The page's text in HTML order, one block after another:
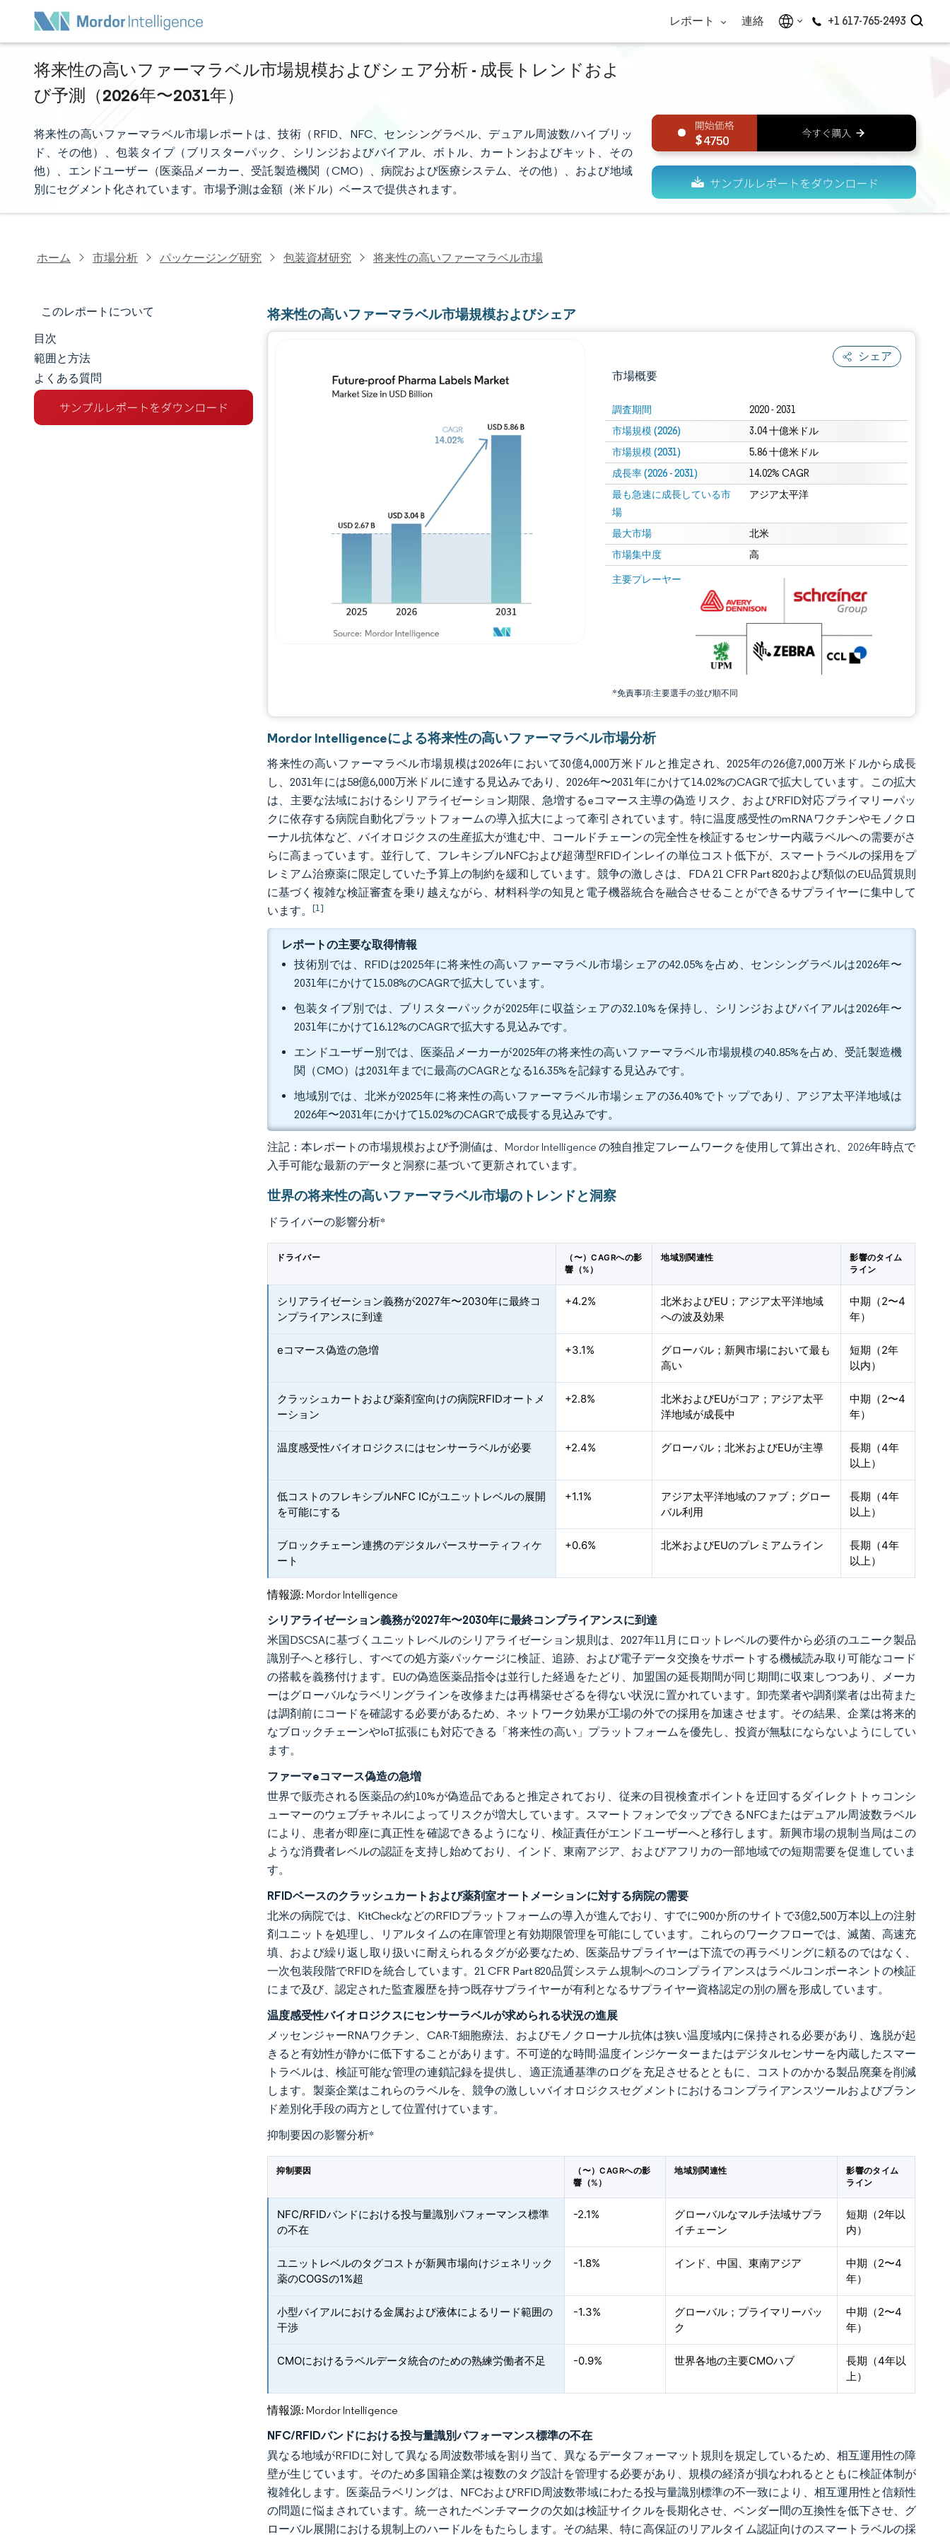
レポート 連絡 +1 617-765-2493
将来性の高いファーマラベル市場規模およびシェア分析 - 成長トレンドおよ
び予測（2026年〜2031年）
将来性の高いファーマラベル市場レポートは、技術（RFID、NFC、センシングラベル、デュアル周波数/ハイブリッ
ド、その他）、包装タイプ（ブリスターパック、シリンジおよびバイアル、ボトル、カートンおよびキット、その
他）、エンドユーザー（医薬品メーカー、受託製造機関（CMO）、病院および医療システム、その他）、および地域
別にセグメント化されています。市場予測は金額（米ドル）ベースで提供されます。
4750
ホーム 市場分析 パッケージング研究 包装資材研究 将来性の高いファーマラベル市場
このレポートについて
市場規模とシェア
市場分析
トレンドとインサイト
目次
範囲と方法
よくある質問
将来性の高いファーマラベル市場規模およびシェア
シェア
市場概要
調査期間 2020 - 2031
市場規模 (2026) 3.04 十億米ドル
市場規模 (2031) 5.86 十億米ドル
成長率 (2026 - 2031) 14.02% CAGR
最も急速に成長している市
場
アジア太平洋
最大市場 北米
市場集中度 高
主要プレーヤー
*免責事項:主要選手の並び順不同
画像 © Mordor Intelligence。再利用にはCC BY 4.0の表示が必要です。
画像 © Mordor Intelligence。再利用にはCC BY 4.0の表示が必要です。
Mordor Intelligenceによる将来性の高いファーマラベル市場分析
将来性の高いファーマラベル市場規模は2026年において30億4,000万米ドルと推定され、2025年の26億7,000万米ドルから成長
し、2031年には58億6,000万米ドルに達する見込みであり、2026年〜2031年にかけて14.02%のCAGRで拡大しています。この拡大
は、主要な法域におけるシリアライゼーション期限、急増するeコマース主導の偽造リスク、およびRFID対応プライマリーパッ
クに依存する病院自動化プラットフォームの導入拡大によって牽引されています。特に温度感受性のmRNAワクチンやモノクロ
ーナル抗体など、バイオロジクスの生産拡大が進む中、コールドチェーンの完全性を検証するセンサー内蔵ラベルへの需要がさ
らに高まっています。並行して、フレキシブルNFCおよび超薄型RFIDインレイの単位コスト低下が、スマートラベルの採用をプ
レミアム治療薬に限定していた予算上の制約を緩和しています。競争の激しさは、FDA 21 CFR Part 820および類似のEU品質規則
に基づく複雑な検証審査を乗り越えながら、材料科学の知見と電子機器統合を融合させることができるサプライヤーに集中して
います。[1]
レポートの主要な取得情報
技術別では、RFIDは2025年に将来性の高いファーマラベル市場シェアの42.05%を占め、センシングラベルは2026年〜
2031年にかけて15.08%のCAGRで拡大しています。
包装タイプ別では、ブリスターパックが2025年に収益シェアの32.10%を保持し、シリンジおよびバイアルは2026年〜
2031年にかけて16.12%のCAGRで拡大する見込みです。
エンドユーザー別では、医薬品メーカーが2025年の将来性の高いファーマラベル市場規模の40.85%を占め、受託製造機
関（CMO）は2031年までに最高のCAGRとなる16.35%を記録する見込みです。
地域別では、北米が2025年に将来性の高いファーマラベル市場シェアの36.40%でトップであり、アジア太平洋地域は
2026年〜2031年にかけて15.02%のCAGRで成長する見込みです。
注記：本レポートの市場規模および予測値は、Mordor Intelligence の独自推定フレームワークを使用して算出され、2026年時点で
入手可能な最新のデータと洞察に基づいて更新されています。
世界の将来性の高いファーマラベル市場のトレンドと洞察
ドライバーの影響分析*
ドライバー
（〜）CAGRへの影
響（%）
地域別関連性
影響のタイム
ライン
シリアライゼーション義務が2027年〜2030年に最終コ
ンプライアンスに到達
+4.2%
北米およびEU；アジア太平洋地域
への波及効果
中期（2〜4
年）
eコマース偽造の急増 +3.1%
グローバル；新興市場において最も
高い
短期（2年
以内）
クラッシュカートおよび薬剤室向けの病院RFIDオートメ
ーション
+2.8%
北米およびEUがコア；アジア太平
洋地域が成長中
中期（2〜4
年）
温度感受性バイオロジクスにはセンサーラベルが必要 +2.4% グローバル；北米およびEUが主導
長期（4年
以上）
低コストのフレキシブルNFC ICがユニットレベルの展開
を可能にする
+1.1%
アジア太平洋地域のファブ；グロー
バル利用
長期（4年
以上）
ブロックチェーン連携のデジタルバースサーティフィケ
ート
+0.6% 北米およびEUのプレミアムライン
長期（4年
以上）
情報源: Mordor Intelligence
シリアライゼーション義務が2027年〜2030年に最終コンプライアンスに到達
米国DSCSAに基づくユニットレベルのシリアライゼーション規則は、2027年11月にロットレベルの要件から必須のユニーク製品
識別子へと移行し、すべての処方薬パッケージに検証、追跡、および電子データ交換をサポートする機械読み取り可能なコード
の搭載を義務付けます。EUの偽造医薬品指令は並行した経過をたどり、加盟国の延長期間が同じ期間に収束しつつあり、メーカ
ーはグローバルなラベリングラインを改修または再構築せざるを得ない状況に置かれています。卸売業者や調剤業者は出荷また
は調剤前にコードを確認する必要があるため、ネットワーク効果が工場の外での採用を加速させます。その結果、企業は将来的
なブロックチェーンやIoT拡張にも対応できる「将来性の高い」プラットフォームを優先し、投資が無駄にならないようにしてい
ます。
ファーマeコマース偽造の急増
世界で販売される医薬品の約10%が偽造品であると推定されており、従来の目視検査ポイントを迂回するダイレクトトゥコンシ
ューマーのウェブチャネルによってリスクが増大しています。スマートフォンでタップできるNFCまたはデュアル周波数ラベル
により、患者が即座に真正性を確認できるようになり、検証責任がエンドユーザーへと移行します。新興市場の規制当局はこの
ような消費者レベルの認証を支持し始めており、インド、東南アジア、およびアフリカの一部地域での短期需要を促進していま
す。
RFIDベースのクラッシュカートおよび薬剤室オートメーションに対する病院の需要
北米の病院では、KitCheckなどのRFIDプラットフォームの導入が進んでおり、すでに900か所のサイトで3億2,500万本以上の注射
剤ユニットを処理し、リアルタイムの在庫管理と有効期限管理を可能にしています。これらのワークフローでは、滅菌、高速充
填、および繰り返し取り扱いに耐えられるタグが必要なため、医薬品サプライヤーは下流での再ラベリングに頼るのではなく、
一次包装段階でRFIDを統合しています。21 CFR Part 820品質システム規制へのコンプライアンスはラベルコンポーネントの検証
にまで及び、認定された監査履歴を持つ既存サプライヤーが有利となるサプライヤー資格認定の別の層を形成しています。
温度感受性バイオロジクスにセンサーラベルが求められる状況の進展
メッセンジャーRNAワクチン、CAR-T細胞療法、およびモノクローナル抗体は狭い温度域内に保持される必要があり、逸脱が起
きると有効性が静かに低下することがあります。不可逆的な時間-温度インジケーターまたはデジタルセンサーを内蔵したスマー
トラベルは、検証可能な管理の連鎖記録を提供し、適正流通基準のログを充足させるとともに、コストのかかる製品廃棄を削減
します。製薬企業はこれらのラベルを、競争の激しいバイオロジクスセグメントにおけるコンプライアンスツールおよびブラン
ド差別化手段の両方として位置付けています。
抑制要因の影響分析*
抑制要因
（〜）CAGRへの影
響（%）
地域別関連性
影響のタイム
ライン
NFC/RFIDバンドにおける投与量識別パフォーマンス標準
の不在
-2.1%
グローバルなマルチ法域サプラ
イチェーン
短期（2年以
内）
ユニットレベルのタグコストが新興市場向けジェネリック
薬のCOGSの1%超
-1.8% インド、中国、東南アジア
中期（2〜4
年）
小型バイアルにおける金属および液体によるリード範囲の
干渉
-1.3%
グローバル；プライマリーパッ
ク
中期（2〜4
年）
CMOにおけるラベルデータ統合のための熟練労働者不足 -0.9% 世界各地の主要CMOハブ
長期（4年以
上）
情報源: Mordor Intelligence
NFC/RFIDバンドにおける投与量識別パフォーマンス標準の不在
異なる地域がRFIDに対して異なる周波数帯域を割り当て、異なるデータフォーマット規則を規定しているため、相互運用性の障
壁が生じています。そのため多国籍企業は複数のタグ設計を管理する必要があり、規模の経済が損なわれるとともに検証体制が
複雑化します。医薬品ラベリングは、NFCおよびRFID周波数帯域にわたる投与量識別標準の不一致により、相互運用性と信頼性
の問題に悩まされています。統一されたベンチマークの欠如は検証サイクルを長期化させ、ベンダー間の互換性を低下させ、グ
ローバル展開における規制上のハードルをもたらします。その結果、特に高保証のリアルタイム認証向けのスマートラベルの採